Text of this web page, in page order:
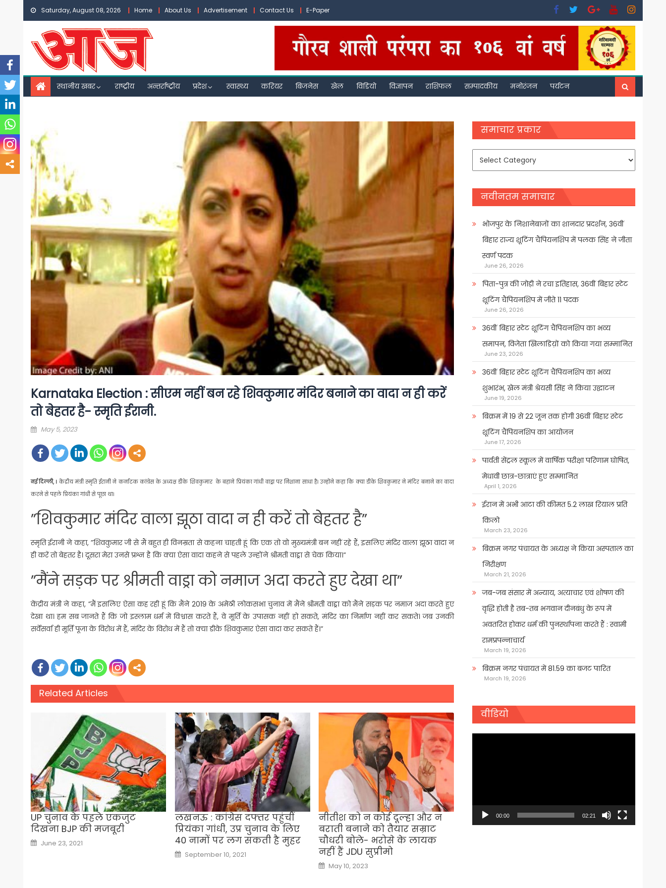
Skip
content
Saturday, August 08, 2026 Home About Us Advertisement Contact Us E-Paper
स्थानीय खबर राष्ट्रीय अन्तर्राष्ट्रीय प्रदेश स्वास्थ्य करियर बिजनेस खेल विडियो विज्ञापन राशिफल सम्पादकीय मनोरंजन पर्यटन
Karnataka Election : सीएम नहीं बन रहे शिवकुमार मंदिर बनाने का वादा न ही करें
तो बेहतर है- स्मृति ईरानी.
Posted
May 5, 2023
नई दिल्ली, । केंद्रीय मंत्री स्मृति ईरानी ने कर्नाटक कांग्रेस के अध्यक्ष डीके शिवकुमार के बहाने प्रियंका गांधी वाड्रा पर निशाना साधा है। उन्होंने कहा कि क्या डीके शिवकुमार ने मंदिर बनाने का वादा
करने से पहले प्रियंका गांधी से पूछा था।
”शिवकुमार मंदिर वाला झूठा वादा न ही करें तो बेहतर है”
स्मृति ईरानी ने कहा, ”शिवकुमार जी से मैं बहुत ही विनम्रता से कहना चाहती हूं कि एक तो वो मुख्यमंत्री बन नहीं रहे हैं, इसलिए मंदिर वाला झूठा वादा न
ही करें तो बेहतर है। दूसरा मेरा उनसे प्रश्न है कि क्या ऐसा वादा कहने से पहले उन्होंने श्रीमती वाड्रा से चेक किया।”
”मैंने सड़क पर श्रीमती वाड्रा को नमाज अदा करते हुए देखा था”
केंद्रीय मंत्री ने कहा, ”मैं इसलिए ऐसा कह रही हूं कि मैंने 2019 के अमेठी लोकसभा चुनाव में मैंने श्रीमती वाड्रा को मैंने सड़क पर नमाज अदा करते हुए
देखा था। हम सब जानते हैं कि जो इस्लाम धर्म में विश्वास करते हैं, वे मूर्ति के उपासक नहीं हो सकते, मंदिर का निर्माण नहीं कर सकते। जब उनकी
सर्वेसर्वा ही मूर्ति पूजा के विरोध में हैं, मंदिर के विरोध में हैं तो क्या डीके शिवकुमार ऐसा वादा कर सकते हैं।”
Related Articles
UP चुनाव के पहले एकजुट
दिखना BJP की मजबूरी
Posted
on
June 23, 2021
लखनऊ : कांग्रेस दफ्तर पहुंचीं
प्रियंका गांधी, उप्र चुनाव के लिए
40 नामों पर लग सकती है मुहर
Posted
on
September 10, 2021
नीतीश को न कोई दूल्‍हा और न
बराती बनाने को तैयार सम्राट
चौधरी बोले- भरोसे के लायक
नहीं हैं JDU सुप्रीमो
Posted
on
May 10, 2023
समाचार प्रकार
समाचार
नवीनतम समाचार
भोजपुर के निशानेबाजों का शानदार प्रदर्शन, 36वीं
बिहार राज्य शूटिंग चैंपियनशिप में पलक सिंह ने जीता
स्वर्ण पदक
June 26, 2026
पिता-पुत्र की जोड़ी ने रचा इतिहास, 36वीं बिहार स्टेट
शूटिंग चैंपियनशिप में जीते 11 पदक
June 26, 2026
36वीं बिहार स्टेट शूटिंग चैंपियनशिप का भव्य
समापन, विजेता खिलाडिय़ों को किया गया सम्मानित
June 23, 2026
36वीं बिहार स्टेट शूटिंग चैंपियनशिप का भव्य
शुभारंभ, खेल मंत्री श्रेयसी सिंह ने किया उद्घाटन
June 19, 2026
बिक्रम में 19 से 22 जून तक होगी 36वीं बिहार स्टेट
शूटिंग चैंपियनशिप का आयोजन
June 17, 2026
पार्वती सेंट्रल स्कूल में वार्षिक परीक्षा परिणाम घोषित,
मेधावी छात्र-छात्राएं हुए सम्मानित
April 1, 2026
ईरान में अभी आटा की कीमत 5.2 लाख रियाल प्रति
किलो
March 23, 2026
बिक्रम नगर पंचायत के अध्यक्ष ने किया अस्पताल का
निरीक्षण
March 21, 2026
जब-जब संसार में अन्याय, अत्याचार एवं शोषण की
वृद्धि होती है तब-तब भगवान दीनबंधु के रूप में
अवतरित होकर धर्म की पुनर्स्थापना करते हैं : स्वामी
रामप्रपन्नाचार्य
March 19, 2026
बिक्रम नगर पंचायत में 81.59 का बजट पारित
March 19, 2026
वीडियो
00:00 02:21